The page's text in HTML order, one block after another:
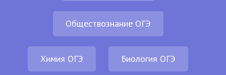
Обществознание ОГЭ
Химия ОГЭ Биология ОГЭ